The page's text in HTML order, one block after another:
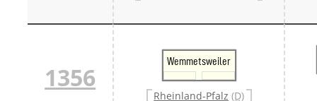
1356
Wemmetsweiler
Rheinland-Pfalz (D)